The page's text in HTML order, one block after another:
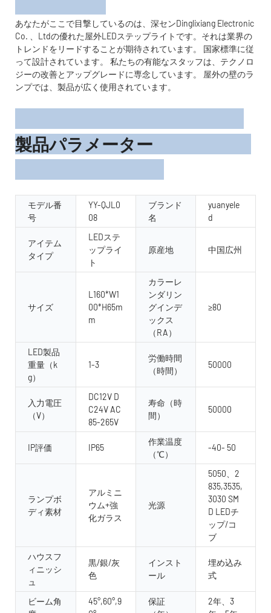
あなたがここで目撃しているのは、深センDinglixiang Electronic
Co. 、Ltdの優れた屋外LEDステップライトです。それは業界の
トレンドをリードすることが期待されています。 国家標準に従
って設計されています。 私たちの有能なスタッフは、テクノロ
ジーの改善とアップグレードに専念しています。 屋外の壁のラ
ンプでは、製品が広く使用されています。
製品パラメーター
モデル番
号
YY-QJL0
08
ブランド
名
yuanyele
d
アイテム
タイプ
LEDステ
ップライ
ト
原産地 中国広州
サイズ
L160*W1
00*H65m
m
カラーレ
ンダリン
グインデ
ックス
（RA）
≥80
LED製品
重量（k
g）
1-3
労働時間
（時間）
50000
入力電圧
（V）
DC12V D
C24V AC
85-265V
寿命（時
間）
50000
IP評価 IP65
作業温度
（℃）
-40- 50
ランプボ
ディ素材
アルミニ
ウム+強
化ガラス
光源
5050、2
835,3535,
3030 SM
D LEDチ
ップ/コ
ブ
ハウスフ
ィニッシ
ュ
黒/銀/灰
色
インスト
ール
埋め込み
式
ビーム角
45°,60°,9
保証
2年、3